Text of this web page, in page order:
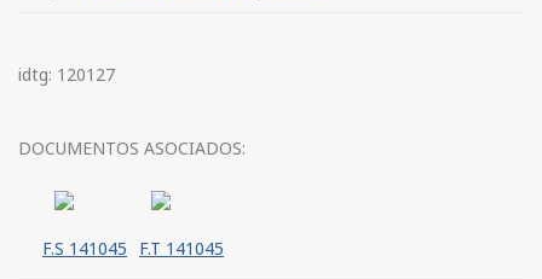
idtg: 120127
DOCUMENTOS ASOCIADOS:
F.S 141045 F.T 141045